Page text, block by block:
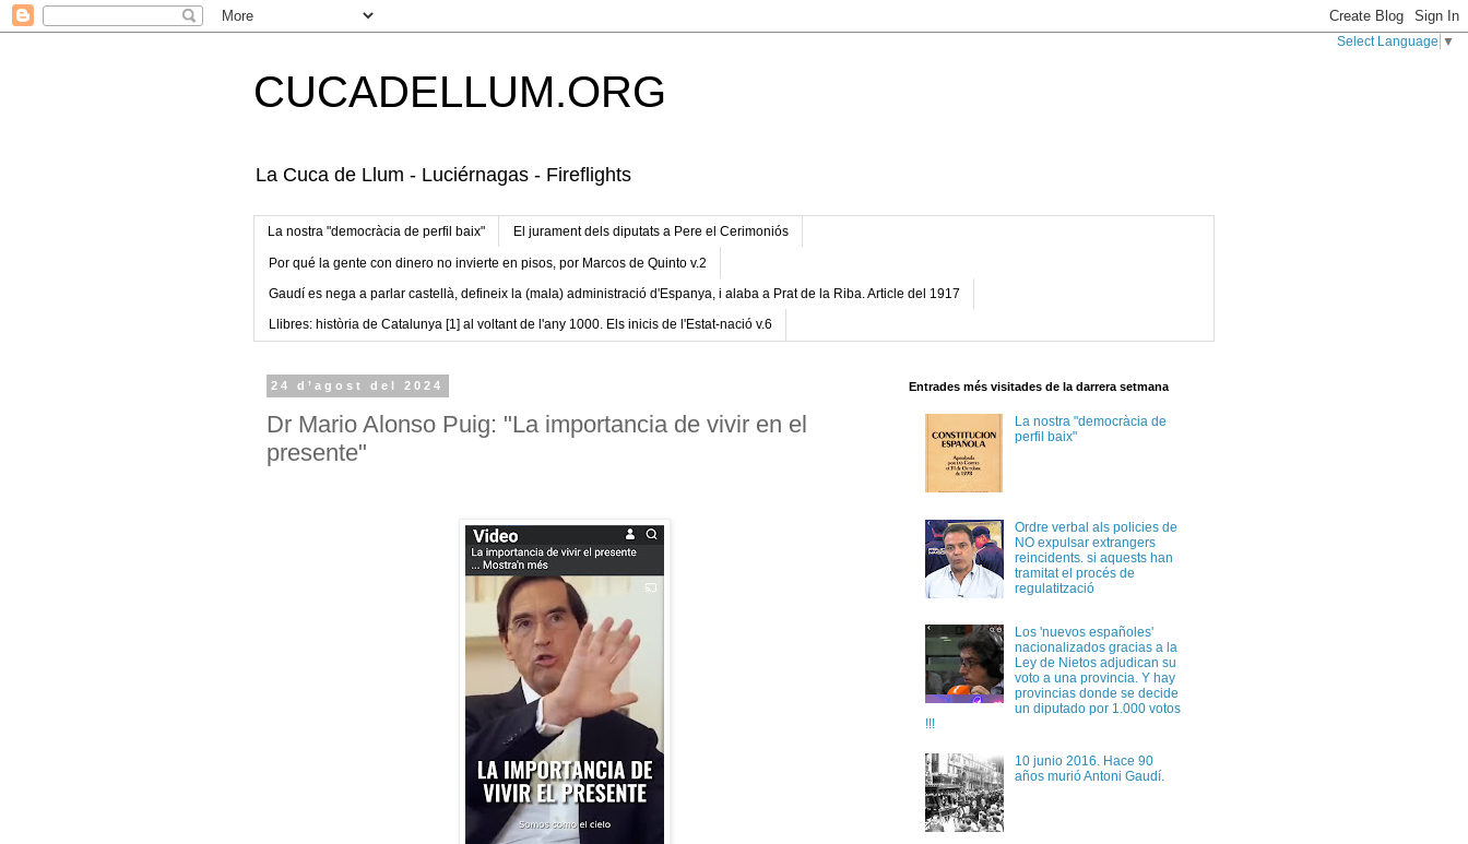
Select Language ▼
CUCADELLUM.ORG
La Cuca de Llum - Luciérnagas - Fireflights
La nostra "democràcia de perfil baix" El jurament dels diputats a Pere el Cerimoniós
Por qué la gente con dinero no invierte en pisos, por Marcos de Quinto v.2
Gaudí es nega a parlar castellà, defineix la (mala) administració d'Espanya, i alaba a Prat de la Riba. Article del 1917
Llibres: història de Catalunya [1] al voltant de l'any 1000. Els inicis de l'Estat-nació v.6
24 d’agost del 2024
Dr Mario Alonso Puig: "La importancia de vivir en el
presente"
Entrades més visitades de la darrera setmana
La nostra "democràcia de
perfil baix"
Ordre verbal als policies de
NO expulsar extrangers
reincidents. si aquests han
tramitat el procés de
regulatització
Los 'nuevos españoles'
nacionalizados gracias a la
Ley de Nietos adjudican su
voto a una provincia. Y hay
provincias donde se decide
un diputado por 1.000 votos
!!!
10 junio 2016. Hace 90
años murió Antoni Gaudí.